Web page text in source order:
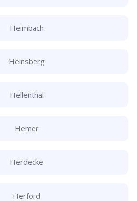
Heimbach
Heinsberg
Hellenthal
Hemer
Herdecke
Herford